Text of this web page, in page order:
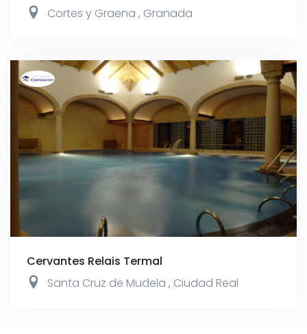
Cortes y Graena , Granada
Cervantes Relais Termal
Santa Cruz de Mudela , Ciudad Real